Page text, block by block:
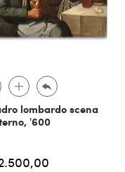
lombardo scena
'600